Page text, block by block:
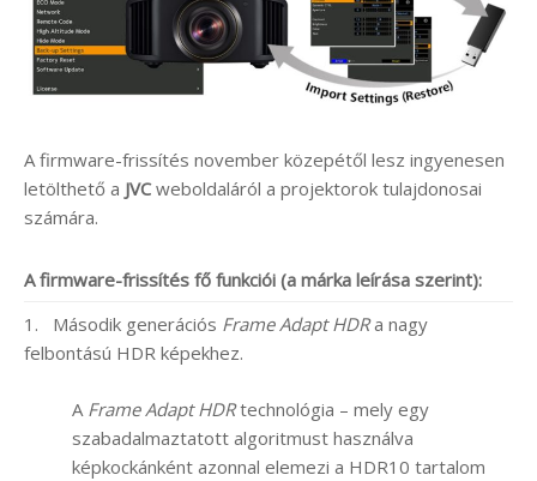
A firmware-frissítés november közepétől lesz ingyenesen
letölthető a JVCweboldaláról a projektorok tulajdonosai
számára.
A firmware-frissítés fő funkciói (a márka leírása szerint):
1. Második generációs Frame Adapt HDRa nagy
felbontású HDR képekhez.
A Frame Adapt HDRtechnológia – mely egy
szabadalmaztatott algoritmust használva
képkockánként azonnal elemezi a HDR10 tartalom